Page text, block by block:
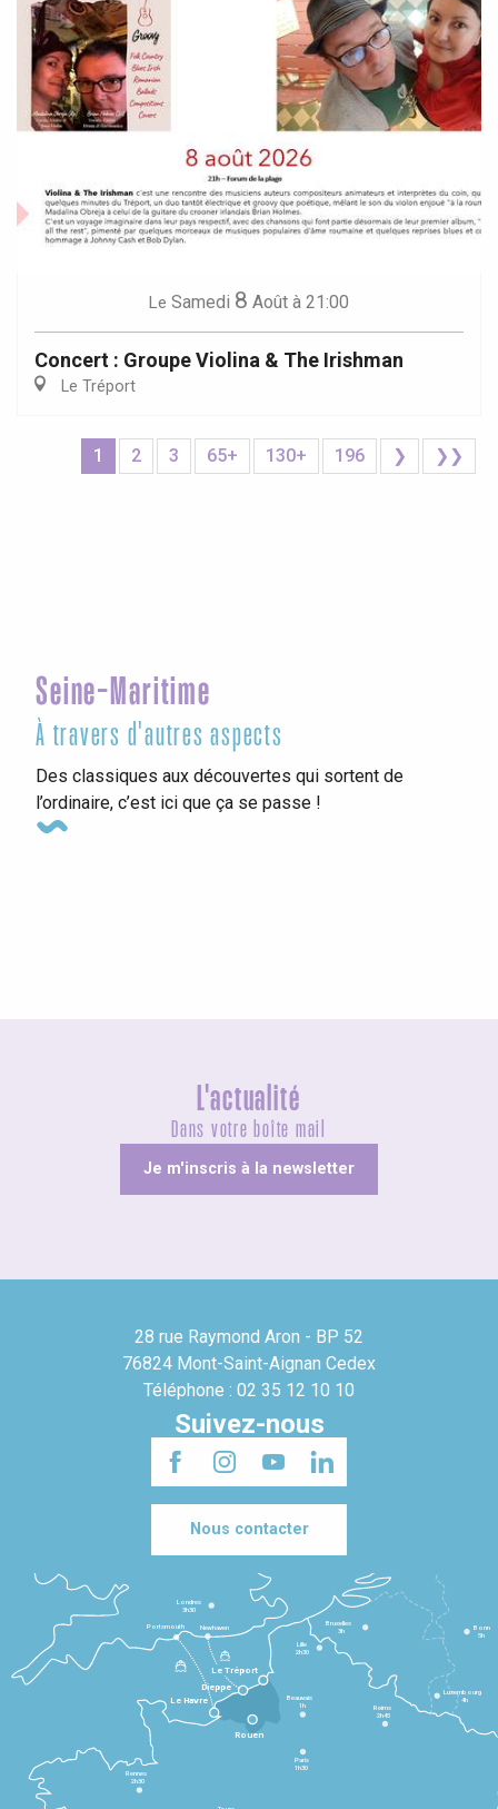
Le Samedi 8 Août à 21:00
Concert : Groupe Violina & The Irishman
Le Tréport
1 2 3 65+ 130+ 196 ❯ ❯❯
Seine-Maritime
À travers d'autres aspects
Des classiques aux découvertes qui sortent de
l’ordinaire, c’est ici que ça se passe !
L'actualité
Dans votre boîte mail
Je m'inscris à la newsletter
28 rue Raymond Aron - BP 52
76824 Mont-Saint-Aignan Cedex
Téléphone : 02 35 12 10 10
Suivez-nous
Nous contacter
Le Havre
Dieppe
Le Tréport
Rennes
2h30
Paris
1h30
Beauvais
1h
Reims
2h45
Lille
2h30
Bruxelles
3h
Londres
3h30
Newhaven
Portsmouth
Bonn
5h
Luxembourg
4h
Rouen